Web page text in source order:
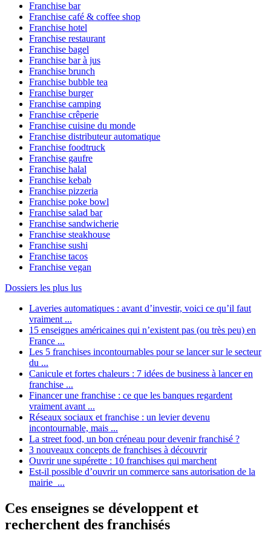
Franchise bar
Franchise café & coffee shop
Franchise hotel
Franchise restaurant
Franchise bagel
Franchise bar à jus
Franchise brunch
Franchise bubble tea
Franchise burger
Franchise camping
Franchise crêperie
Franchise cuisine du monde
Franchise distributeur automatique
Franchise foodtruck
Franchise gaufre
Franchise halal
Franchise kebab
Franchise pizzeria
Franchise poke bowl
Franchise salad bar
Franchise sandwicherie
Franchise steakhouse
Franchise sushi
Franchise tacos
Franchise vegan
Dossiers les plus lus
Laveries automatiques : avant d’investir, voici ce qu’il faut
vraiment ...
15 enseignes américaines qui n’existent pas (ou très peu) en
France ...
Les 5 franchises incontournables pour se lancer sur le secteur
du ...
Canicule et fortes chaleurs : 7 idées de business à lancer en
franchise ...
Financer une franchise : ce que les banques regardent
vraiment avant ...
Réseaux sociaux et franchise : un levier devenu
incontournable, mais ...
La street food, un bon créneau pour devenir franchisé ?
3 nouveaux concepts de franchises à découvrir
Ouvrir une supérette : 10 franchises qui marchent
Est-il possible d’ouvrir un commerce sans autorisation de la
mairie ...
Ces enseignes se développent et
recherchent des franchisés